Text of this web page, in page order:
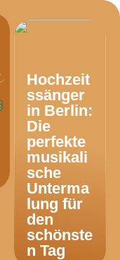
Hochzeit
ssänger
in Berlin:
Die
perfekte
musikali
sche
Unterma
lung für
den
schönste
n Tag